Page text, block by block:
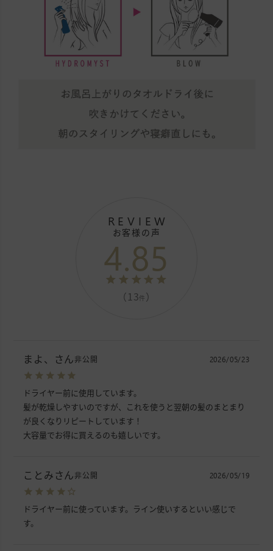
REVIEW
お客様の声
4.85
（13件 ）
まよ、 非公開 2026/05/23
ドライヤー前に使用しています。
髪が乾燥しやすいのですが、これを使うと翌朝の髪のまとまり
が良くなりリピートしています！
大容量でお得に買えるのも嬉しいです。
ことみ 非公開 2026/05/19
ドライヤー前に使っています。ライン使いするといい感じで
す。